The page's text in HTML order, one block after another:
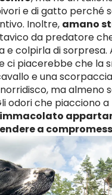
e di gatto perché
Inoltre, amano
da predatore
colpirla di sorpresa.
ci piacerebbe che la
e una
ma almeno
odori che piacciono
immacolato
a